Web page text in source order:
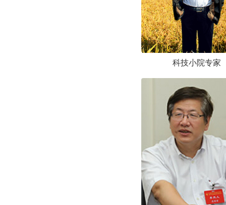
科技小院专家